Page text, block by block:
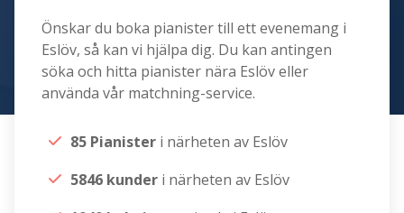
Önskar du boka pianister till ett evenemang i
Eslöv, så kan vi hjälpa dig. Du kan antingen
söka och hitta pianister nära Eslöv eller
använda vår matchning-service.
85 Pianister i närheten av Eslöv
5846 kunder i närheten av Eslöv